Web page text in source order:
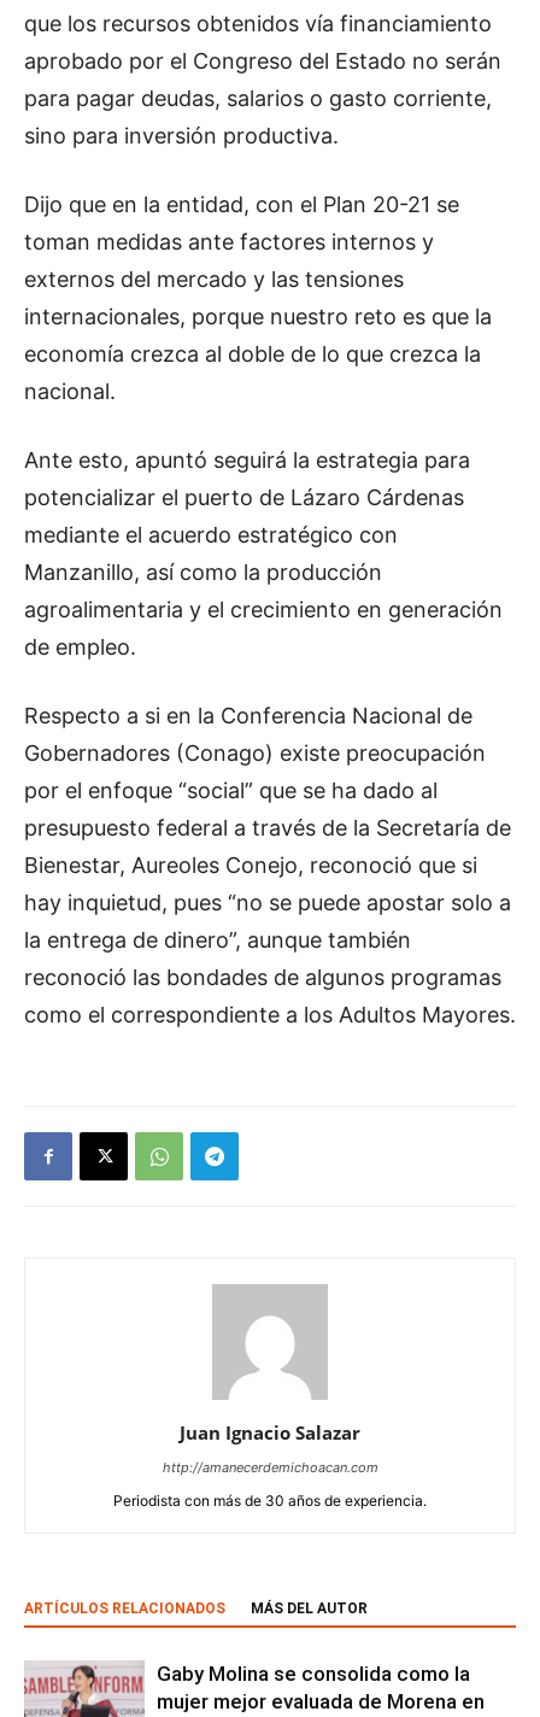
que los recursos obtenidos vía financiamiento
aprobado por el Congreso del Estado no serán
para pagar deudas, salarios o gasto corriente,
sino para inversión productiva.
Dijo que en la entidad, con el Plan 20-21 se
toman medidas ante factores internos y
externos del mercado y las tensiones
internacionales, porque nuestro reto es que la
economía crezca al doble de lo que crezca la
nacional.
Ante esto, apuntó seguirá la estrategia para
potencializar el puerto de Lázaro Cárdenas
mediante el acuerdo estratégico con
Manzanillo, así como la producción
agroalimentaria y el crecimiento en generación
de empleo.
Respecto a si en la Conferencia Nacional de
Gobernadores (Conago) existe preocupación
por el enfoque “social” que se ha dado al
presupuesto federal a través de la Secretaría de
Bienestar, Aureoles Conejo, reconoció que si
hay inquietud, pues “no se puede apostar solo a
la entrega de dinero”, aunque también
reconoció las bondades de algunos programas
como el correspondiente a los Adultos Mayores.
Juan Ignacio Salazar
http://amanecerdemichoacan.com
Periodista con más de 30 años de experiencia.
ARTÍCULOS RELACIONADOS MÁS DEL AUTOR
Gaby Molina se consolida como la
mujer mejor evaluada de Morena en